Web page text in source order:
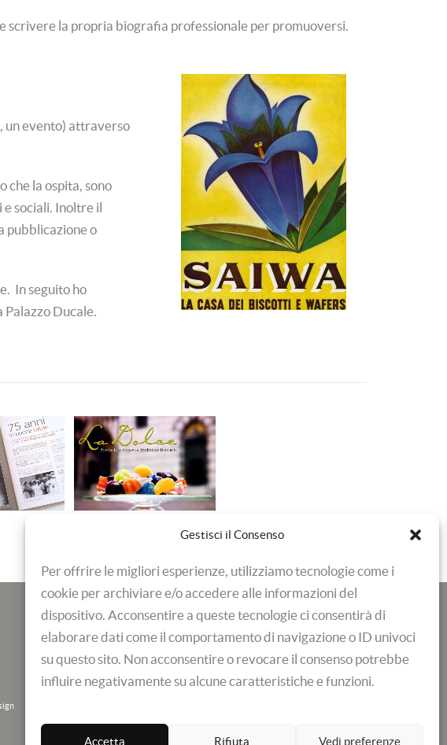
Gestisci il Consenso
Per offrire le migliori esperienze, utilizziamo tecnologie come i
cookie per archiviare e/o accedere alle informazioni del
dispositivo. Acconsentire a queste tecnologie ci consentirà di
elaborare dati come il comportamento di navigazione o ID univoci
su questo sito. Non acconsentire o revocare il consenso potrebbe
influire negativamente su alcune caratteristiche e funzioni.
Accetta Rifiuta Vedi preferenze
scrivere la propria biografia professionale per promuoversi.
un evento) attraverso
che la ospita, sono
e sociali. Inoltre il
pubblicazione o
In seguito ho
Palazzo Ducale.